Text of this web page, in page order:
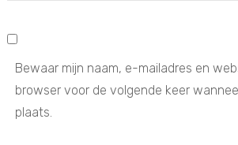
Bewaar mijn naam, e-mailadres en
browser voor de volgende keer
plaats.